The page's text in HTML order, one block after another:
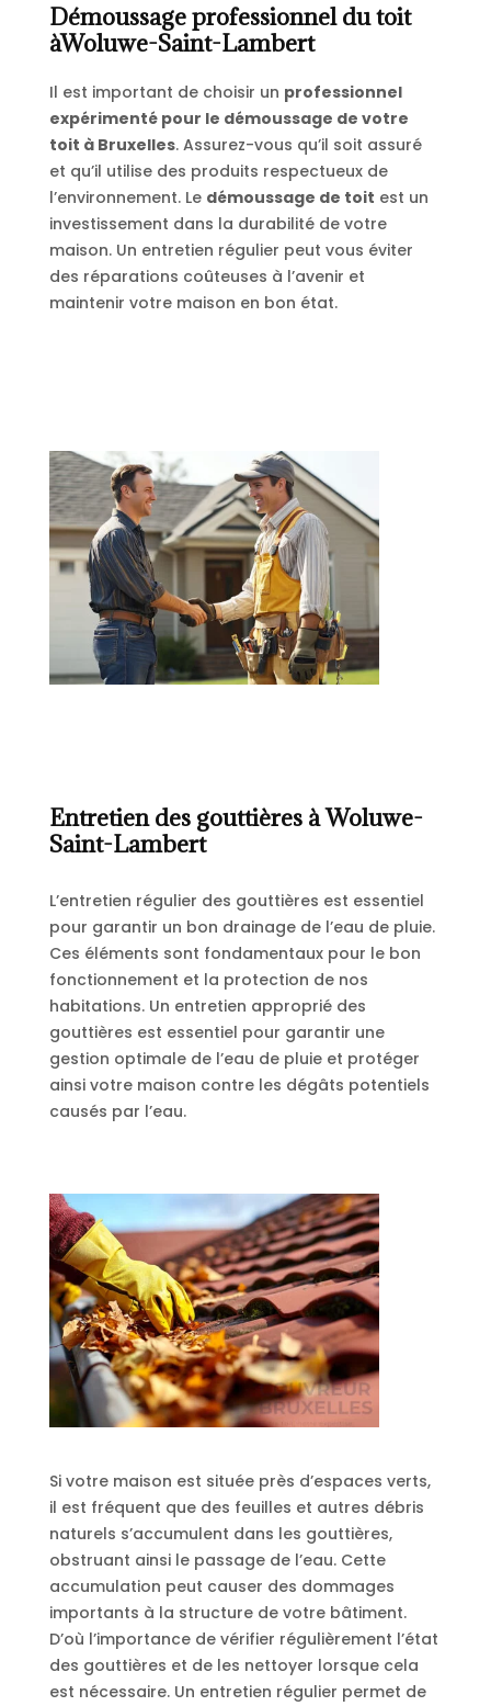
Démoussage professionnel du toit
àWoluwe-Saint-Lambert
Il est important de choisir un professionnel
expérimenté pour le démoussage de votre
toit à Bruxelles. Assurez-vous qu’il soit assuré
et qu’il utilise des produits respectueux de
l’environnement. Le démoussage de toit est un
investissement dans la durabilité de votre
maison. Un entretien régulier peut vous éviter
des réparations coûteuses à l’avenir et
maintenir votre maison en bon état.
Entretien des gouttières à Woluwe-
Saint-Lambert
L’entretien régulier des gouttières est essentiel
pour garantir un bon drainage de l’eau de pluie.
Ces éléments sont fondamentaux pour le bon
fonctionnement et la protection de nos
habitations. Un entretien approprié des
gouttières est essentiel pour garantir une
gestion optimale de l’eau de pluie et protéger
ainsi votre maison contre les dégâts potentiels
causés par l’eau.
Si votre maison est située près d’espaces verts,
il est fréquent que des feuilles et autres débris
naturels s’accumulent dans les gouttières,
obstruant ainsi le passage de l’eau. Cette
accumulation peut causer des dommages
importants à la structure de votre bâtiment.
D’où l’importance de vérifier régulièrement l’état
des gouttières et de les nettoyer lorsque cela
est nécessaire. Un entretien régulier permet de